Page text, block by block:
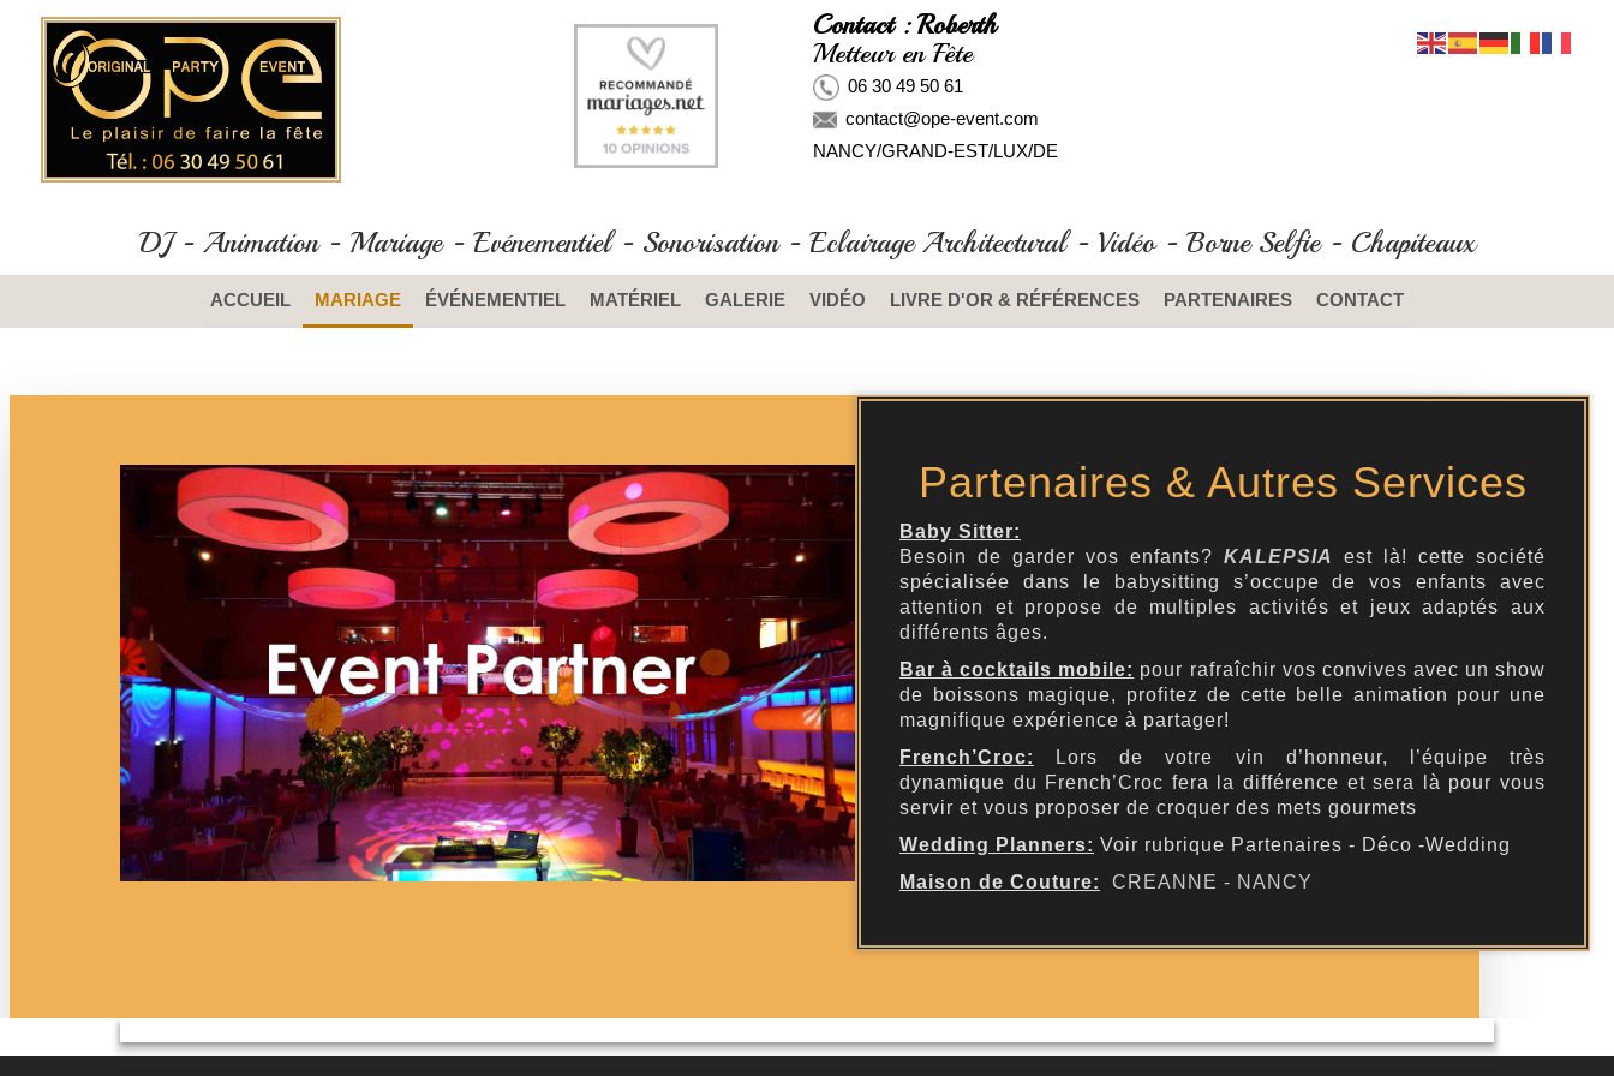
Contact : Roberth
Metteur en Fête
06 30 49 50 61
contact@ope-event.com
NANCY/GRAND-EST/LUX/DE
DJ - Animation - Mariage - Evénementiel - Sonorisation - Eclairage Architectural - Vidéo - Borne Selfie - Chapiteaux
ACCUEIL MARIAGE ÉVÉNEMENTIEL MATÉRIEL GALERIE VIDÉO LIVRE D'OR & RÉFÉRENCES PARTENAIRES CONTACT
Partenaires & Autres Services
Baby Sitter:
Besoin de garder vos enfants? KALEPSIA
est là! cette société
spécialisée dans le babysitting s’occupe de vos enfants avec
attention et propose de multiples activités et jeux adaptés aux
différents âges.
Bar à cocktails mobile: pour rafraîchir vos convives avec un show
de boissons magique, profitez de cette belle animation pour une
magnifique expérience à partager!
French’Croc:
Lors de votre vin d’honneur, l’équipe très
dynamique du French’Croc fera la différence et sera là pour vous
servir et vous proposer de croquer des mets gourmets
Wedding Planners: Voir rubrique Partenaires - Déco -Wedding
Maison de Couture:
CREANNE - NANCY